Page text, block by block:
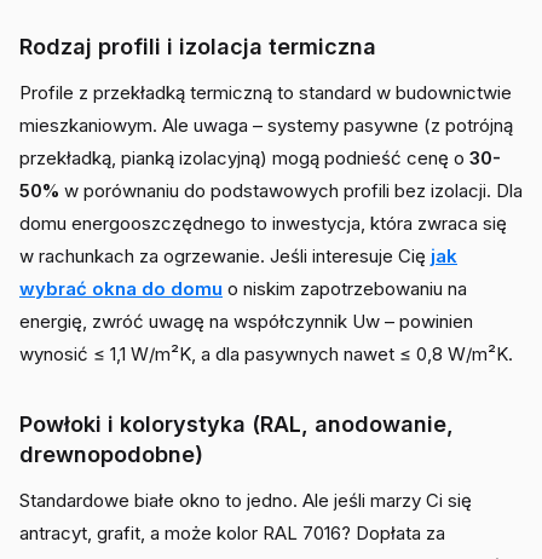
Rodzaj profili i izolacja termiczna
Profile z przekładką termiczną to standard w budownictwie
mieszkaniowym. Ale uwaga – systemy pasywne (z potrójną
przekładką, pianką izolacyjną) mogą podnieść cenę o 30-
50% w porównaniu do podstawowych profili bez izolacji. Dla
domu energooszczędnego to inwestycja, która zwraca się
w rachunkach za ogrzewanie. Jeśli interesuje Cię jak
wybrać okna do domu o niskim zapotrzebowaniu na
energię, zwróć uwagę na współczynnik Uw – powinien
wynosić ≤ 1,1 W/m²K, a dla pasywnych nawet ≤ 0,8 W/m²K.
Powłoki i kolorystyka (RAL, anodowanie,
drewnopodobne)
Standardowe białe okno to jedno. Ale jeśli marzy Ci się
antracyt, grafit, a może kolor RAL 7016? Dopłata za